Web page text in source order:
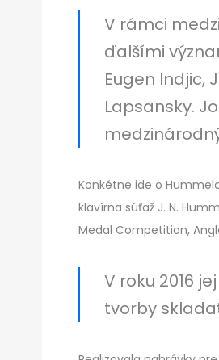
V rámci
ďalšími
Eugen Indjic,
Lapsansky.
Konkétne ide o
klavírna súťaž J. N.
Medal Competition,
V roku 2016
tvorby